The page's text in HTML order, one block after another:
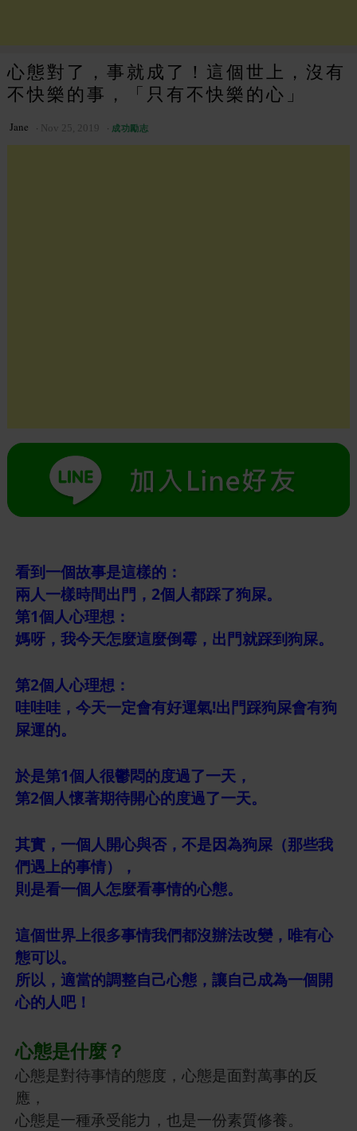
心態對了，事就成了！這個世上，沒有
不快樂的事，「只有不快樂的心」
Jane Nov 25, 2019 成功勵志
看到一個故事是這樣的：
兩人一樣時間出門，2個人都踩了狗屎。
第1個人心理想：
媽呀，我今天怎麼這麼倒霉，出門就踩到狗屎。
第2個人心理想：
哇哇哇，今天一定會有好運氣!出門踩狗屎會有狗
屎運的。
於是第1個人很鬱悶的度過了一天，
第2個人懷著期待開心的度過了一天。
其實，一個人開心與否，不是因為狗屎（那些我
們遇上的事情），
則是看一個人怎麼看事情的心態。
這個世界上很多事情我們都沒辦法改變，唯有心
態可以。
所以，適當的調整自己心態，讓自己成為一個開
心的人吧！
心態是什麼？
心態是對待事情的態度，心態是面對萬事的反
應，
心態是一種承受能力，也是一份素質修養。